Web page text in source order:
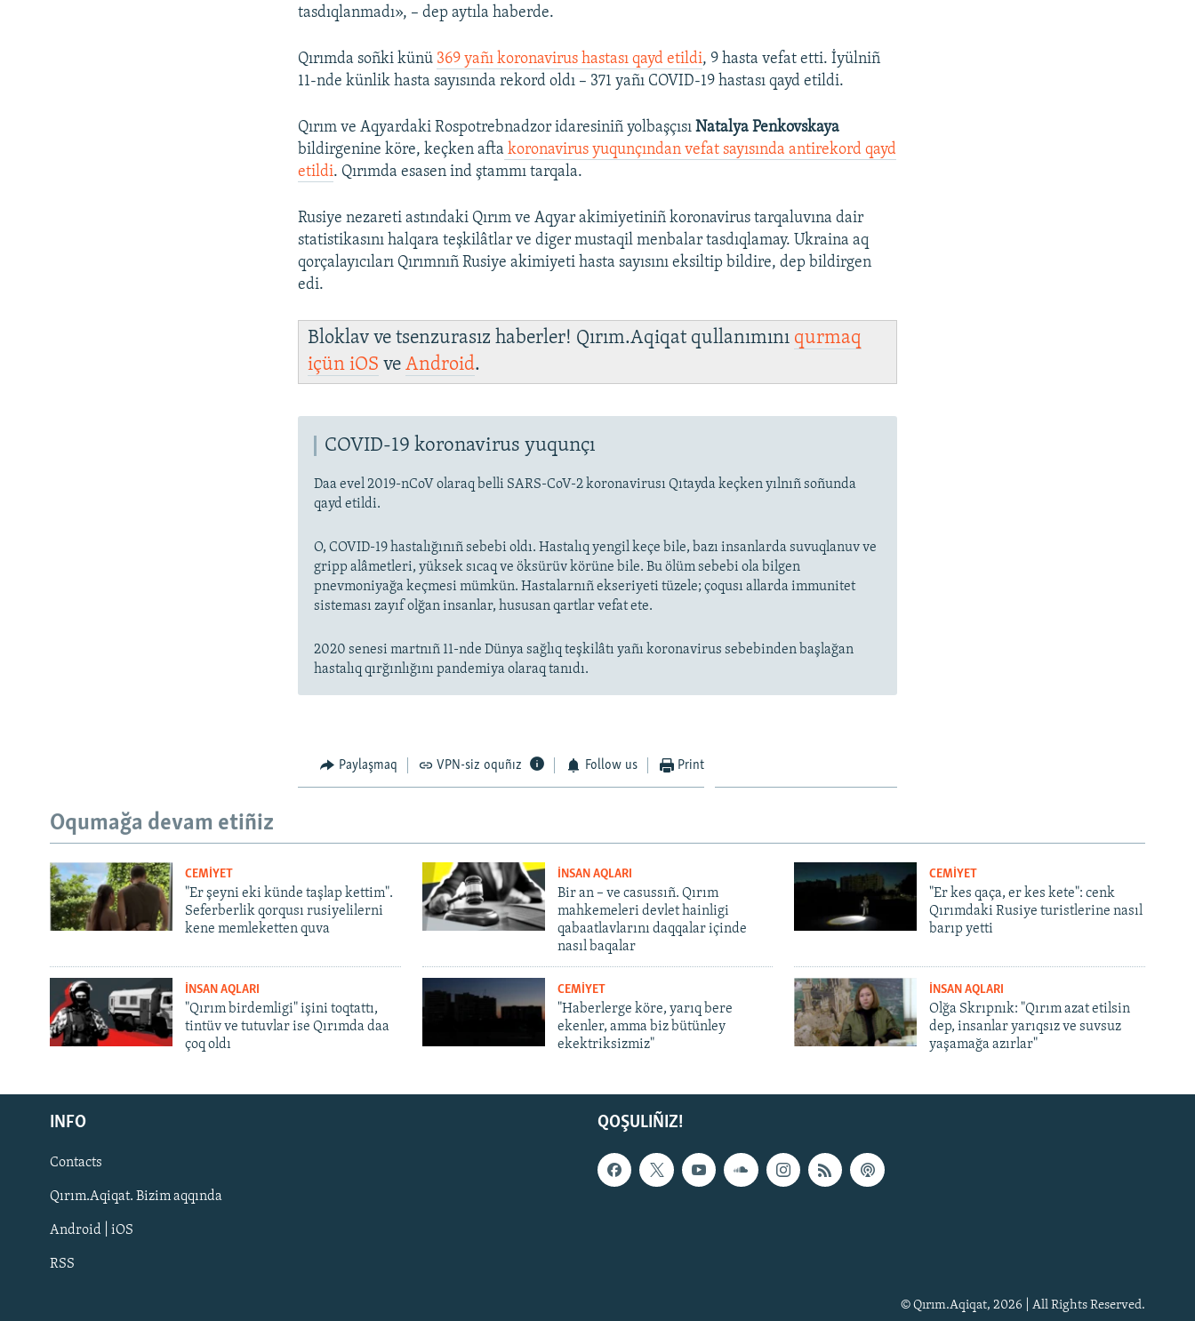
Русский
Українською
QOŞULIÑIZ!
tasdıqlanmadı», – dep aytıla haberde.
Qırımda soñki künü 369 yañı koronavirus hastası qayd etildi, 9 hasta vefat etti. İyülniñ
11-nde künlik hasta sayısında rekord oldı – 371 yañı COVID-19 hastası qayd etildi.
Qırım ve Aqyardaki Rospotrebnadzor idaresiniñ yolbaşçısıNatalya Penkovskaya
bildirgenine köre, keçken afta koronavirus yuqunçından vefat sayısında antirekord qayd
etildi. Qırımda esasen ind ştammı tarqala.
Rusiye nezareti astındaki Qırım ve Aqyar akimiyetiniñ koronavirus tarqaluvına dair
statistikasını halqara teşkilâtlar ve diger mustaqil menbalar tasdıqlamay. Ukraina aq
qorçalayıcıları Qırımnıñ Rusiye akimiyeti hasta sayısını eksiltip bildire, dep bildirgen
edi.
Bloklav ve tsenzurasız haberler! Qırım.Aqiqat qullanımını qurmaq
içüniOS veAndroid.
COVID-19 koronavirus yuqunçı
Daa evel 2019-nCoV olaraq belli SARS-CoV-2 koronavirusı Qıtayda keçken yılnıñ soñunda
qayd etildi.
O, COVID-19 hastalığınıñ sebebi oldı. Hastalıq yengil keçe bile, bazı insanlarda suvuqlanuv ve
gripp alâmetleri, yüksek sıcaq ve öksürüv körüne bile. Bu ölüm sebebi ola bilgen
pnevmoniyağa keçmesi mümkün. Hastalarnıñ ekseriyeti tüzele; çoqusı allarda immunitet
sisteması zayıf olğan insanlar, hususan qartlar vefat ete.
2020 senesi martnıñ 11-nde Dünya sağlıq teşkilâtı yañı koronavirus sebebinden başlağan
hastalıq qırğınlığını pandemiya olaraq tanıdı.
Paylaşmaq VPN-siz oquñız Follow us Print
Oqumağa devam etiñiz
CEMİYET
"Er şeyni eki künde taşlap kettim".
Seferberlik qorqusı rusiyelilerni
kene memleketten quva
İNSAN AQLARI
Bir an – ve casussıñ. Qırım
mahkemeleri devlet hainligi
qabaatlavlarını daqqalar içinde
nasıl baqalar
CEMİYET
"Er kes qaça, er kes kete": cenk
Qırımdaki Rusiye turistlerine nasıl
barıp yetti
İNSAN AQLARI
"Qırım birdemligi" işini toqtattı,
tintüv ve tutuvlar ise Qırımda daa
çoq oldı
CEMİYET
"Haberlerge köre, yarıq bere
ekenler, amma biz bütünley
ekektriksizmiz"
İNSAN AQLARI
Olğa Skrıpnık: "Qırım azat etilsin
dep, insanlar yarıqsız ve suvsuz
yaşamağa azırlar"
QOŞULIÑIZ!
INFO
Contacts
Qırım.Aqiqat. Bizim aqqında
Android | iOS
RSS
© Qırım.Aqiqat, 2026 | All Rights Reserved.